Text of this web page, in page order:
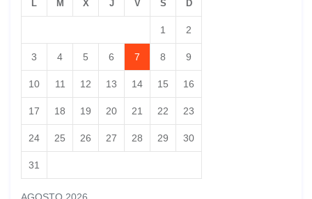
L M X J V S D
1 2
3 4 5 6 7 8 9
10 11 12 13 14 15 16
17 18 19 20 21 22 23
24 25 26 27 28 29 30
31